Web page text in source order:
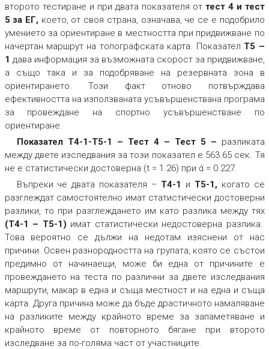
второто тестиране и при двата показателя от тест 4 и тест
5 за ЕГ, което, от своя страна, означава, че се е подобрило
умението за ориентиране в местността при придвижване по
начертан маршрут на топографската карта. Показател Т5 –
1 дава информация за възможната скорост за придвижване,
а също така и за подобряване на резервната зона в
ориентирането. Този факт отново потвърждава
ефективността на използваната усъвършенствана програма
за провеждане на спортно усъвършенстване по
ориентиране.
Показател Т4-1-Т5-1 – Тест 4 – Тест 5 – разликата
между двете изследвания за този показател е 563.65 сек. Тя
не е статистически достоверна (t = 1.26) при ά = 0.227.
Въпреки че двата показателя – Т4-1 и Т5-1, когато се
разглеждат самостоятелно имат статистически достоверни
разлики, то при разглеждането им като разлика между тях
(Т4-1 – Т5-1) имат статистически недостоверна разлика.
Това вероятно се дължи на недотам изяснени от нас
причини. Освен разнородността на групата, която се състои
предимно от начинаещи, може би една от причините е
провеждането на теста по различни за двете изследвания
маршрути, макар в една и съща местност и на една и съща
карта. Друга причина може да бъде драстичното намаляване
на разликите между крайното време за запаметяване и
крайното време от повторното бягане при второто
изследване за по-голяма част от участниците.